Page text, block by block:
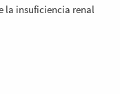
la insuficiencia renal